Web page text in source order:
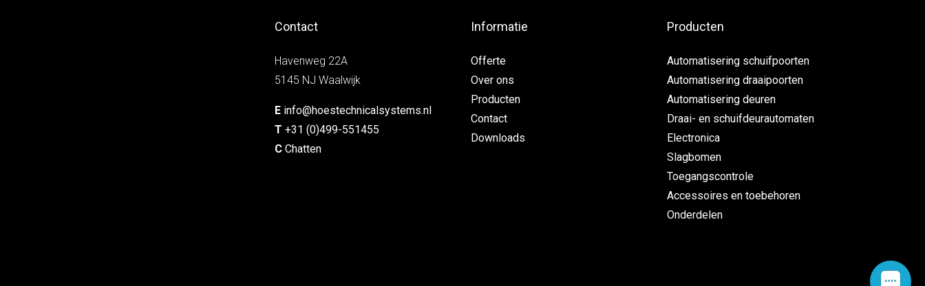
Contact
Havenweg 22A
5145 NJ Waalwijk
E info@hoestechnicalsystems.nl
T +31 (0)499-551455
C Chatten
Informatie
Offerte
Over ons
Producten
Contact
Downloads
Producten
Automatisering schuifpoorten
Automatisering draaipoorten
Automatisering deuren
Draai- en schuifdeurautomaten
Electronica
Slagbomen
Toegangscontrole
Accessoires en toebehoren
Onderdelen